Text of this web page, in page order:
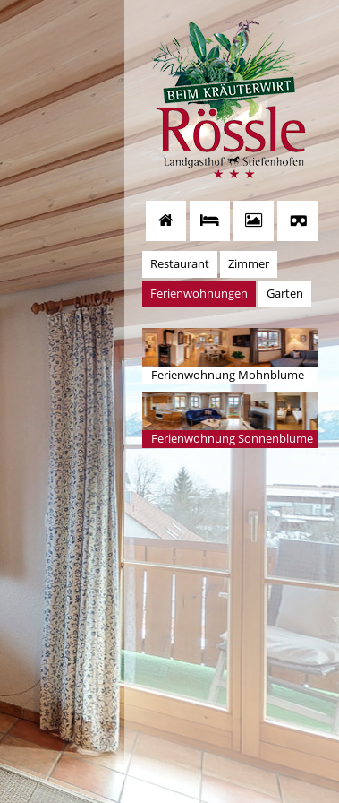
Restaurant
Zimmer
Ferienwohnungen
Garten
Ferienwohnung Mohnblume
Ferienwohnung Sonnenblume